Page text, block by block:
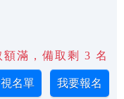
額滿，備取剩 3 名